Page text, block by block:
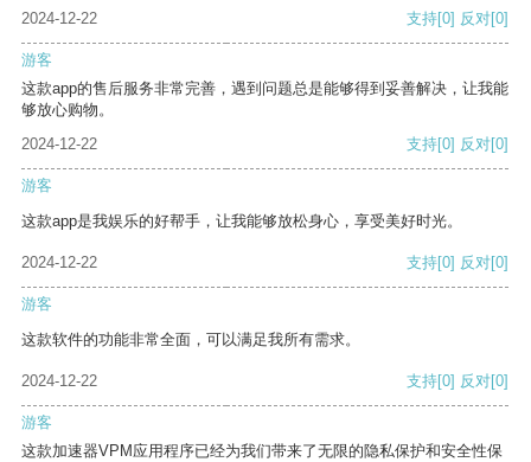
2024-12-22 支持[0] 反对[0]
游客
这款app的售后服务非常完善，遇到问题总是能够得到妥善解决，让我能
够放心购物。
2024-12-22
支持[0] 反对[0]
游客
这款app是我娱乐的好帮手，让我能够放松身心，享受美好时光。
2024-12-22 支持[0] 反对[0]
游客
这款软件的功能非常全面，可以满足我所有需求。
2024-12-22 支持[0] 反对[0]
游客
这款加速器VPM应用程序已经为我们带来了无限的隐私保护和安全性保